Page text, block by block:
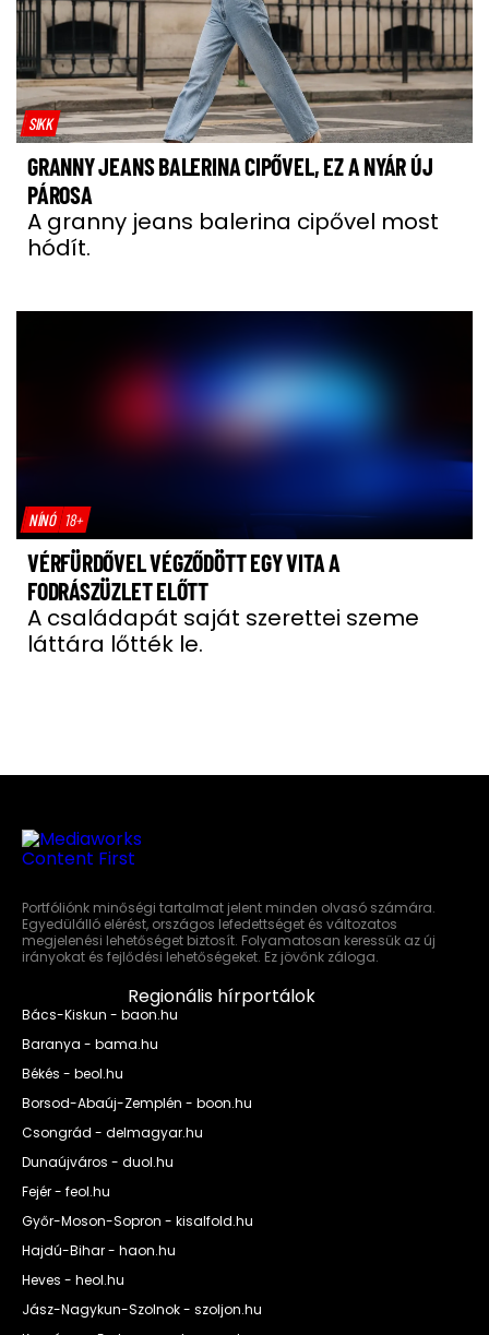
SIKK
GRANNY JEANS BALERINA CIPŐVEL, EZ A NYÁR ÚJ
PÁROSA
A granny jeans balerina cipővel most
hódít.
NÍNÓ 18+
VÉRFÜRDŐVEL VÉGZŐDÖTT EGY VITA A
FODRÁSZÜZLET ELŐTT
A családapát saját szerettei szeme
láttára lőtték le.
Portfóliónk minőségi tartalmat jelent minden olvasó számára.
Egyedülálló elérést, országos lefedettséget és változatos
megjelenési lehetőséget biztosít. Folyamatosan keressük az új
irányokat és fejlődési lehetőségeket. Ez jövőnk záloga.
Regionális hírportálok
Bács-Kiskun - baon.hu
Baranya - bama.hu
Békés - beol.hu
Borsod-Abaúj-Zemplén - boon.hu
Csongrád - delmagyar.hu
Dunaújváros - duol.hu
Fejér - feol.hu
Győr-Moson-Sopron - kisalfold.hu
Hajdú-Bihar - haon.hu
Heves - heol.hu
Jász-Nagykun-Szolnok - szoljon.hu